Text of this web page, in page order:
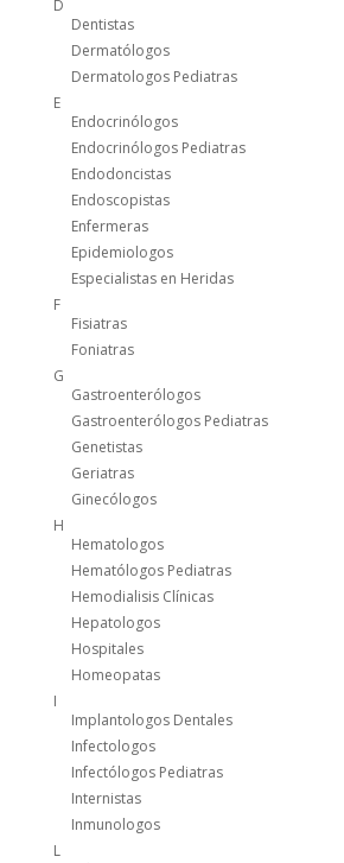
D
Dentistas
Dermatólogos
Dermatologos Pediatras
E
Endocrinólogos
Endocrinólogos Pediatras
Endodoncistas
Endoscopistas
Enfermeras
Epidemiologos
Especialistas en Heridas
F
Fisiatras
Foniatras
G
Gastroenterólogos
Gastroenterólogos Pediatras
Genetistas
Geriatras
Ginecólogos
H
Hematologos
Hematólogos Pediatras
Hemodialisis Clínicas
Hepatologos
Hospitales
Homeopatas
I
Implantologos Dentales
Infectologos
Infectólogos Pediatras
Internistas
Inmunologos
L